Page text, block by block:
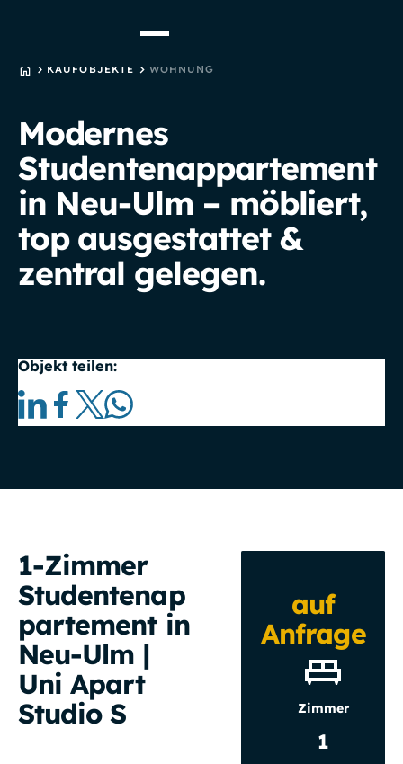
STARTSEITE
KAUFOBJEKTE WOHNUNG
Modernes
Studentenappartement
in Neu-Ulm – möbliert,
top ausgestattet &
zentral gelegen.
Objekt teilen:
1-Zimmer
Studentenap
partement in
Neu-Ulm |
Uni Apart
Studio S
auf
Anfrage
Zimmer
1